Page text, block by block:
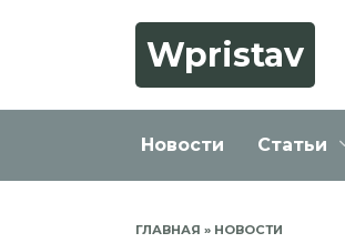
Wpristav
Новости Статьи
ГЛАВНАЯ » НОВОСТИ